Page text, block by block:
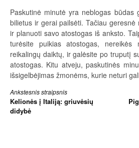
Paskutinė minutė yra neblogas būdas
bilietus ir gerai pailsėti. Tačiau
ir planuoti savo atostogas iš anksto.
turėsite puikias atostogas, nereikės
reikalingų daiktų, ir galėsite po truputį
atostogas. Kitu atveju, paskutinės
išsigelbėjimas žmonėms, kurie neturi
Skaityti
toliau
Ankstesnis straipsnis
Kelionės į Italiją: griuvėsių
didybė